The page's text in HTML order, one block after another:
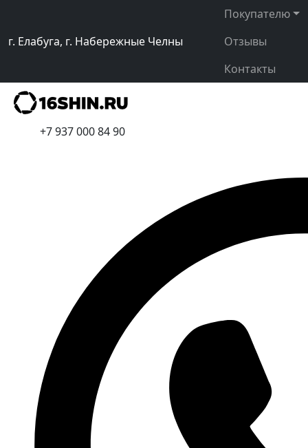
г. Елабуга, г. Набережные Челны
Покупателю
Отзывы
Контакты
+7 937 000 84 90